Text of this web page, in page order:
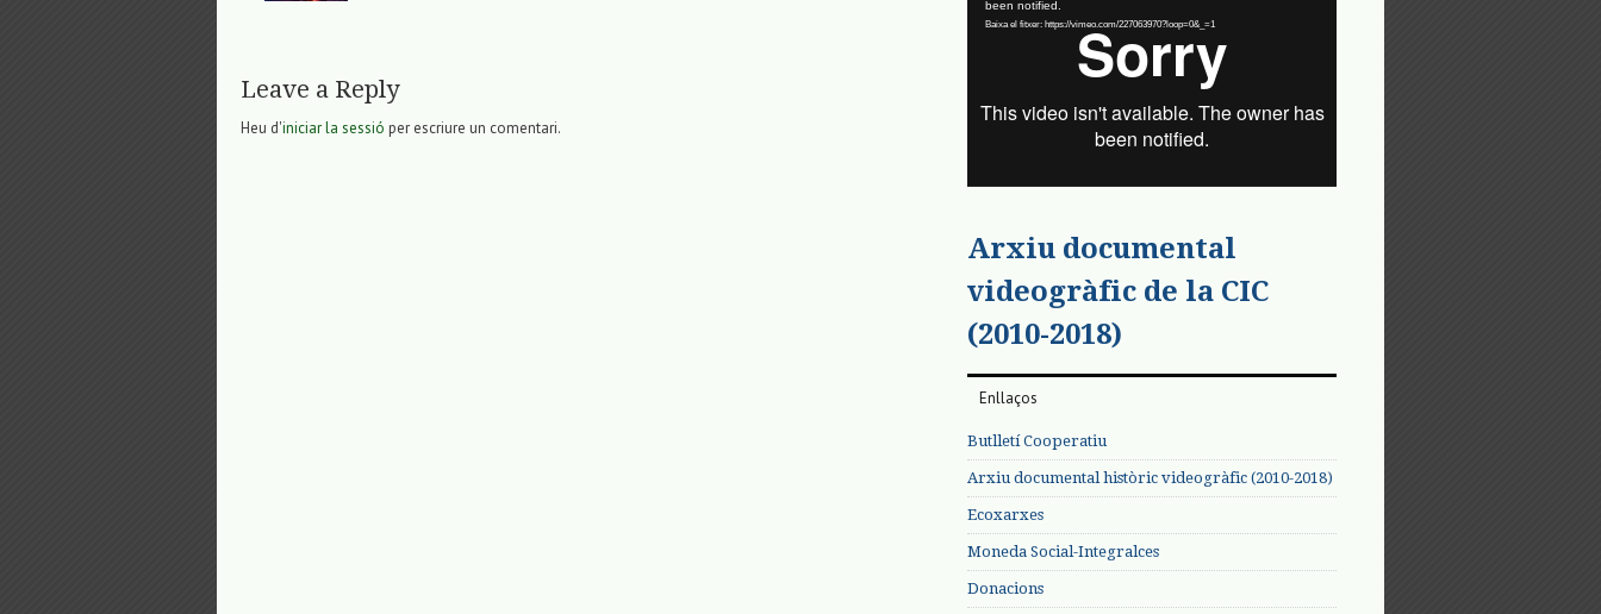
Leave a Reply
Heu d'iniciar la sessió per escriure un comentari.
vídeo
been notified.
Baixa el fitxer: https://vimeo.com/227063970?loop=0&_=1
Arxiu documental
videogràfic de la CIC
(2010-2018)
Enllaços
Butlletí Cooperatiu
Arxiu documental històric videogràfic (2010-2018)
Ecoxarxes
Moneda Social-Integralces
Donacions